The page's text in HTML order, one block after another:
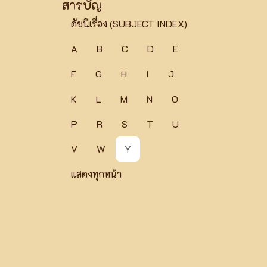
สารบัญ
ดัชนีเรื่อง (SUBJECT INDEX)
A
B C D
E
F
G H I
J
K
L M N
O
P
R S T
U
V
W
Y
แสดงทุกหน้า